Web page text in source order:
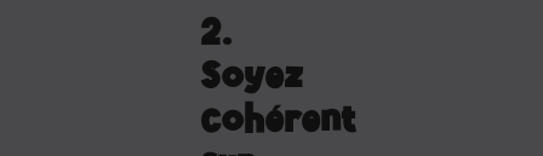
2.
Soyez
cohérent